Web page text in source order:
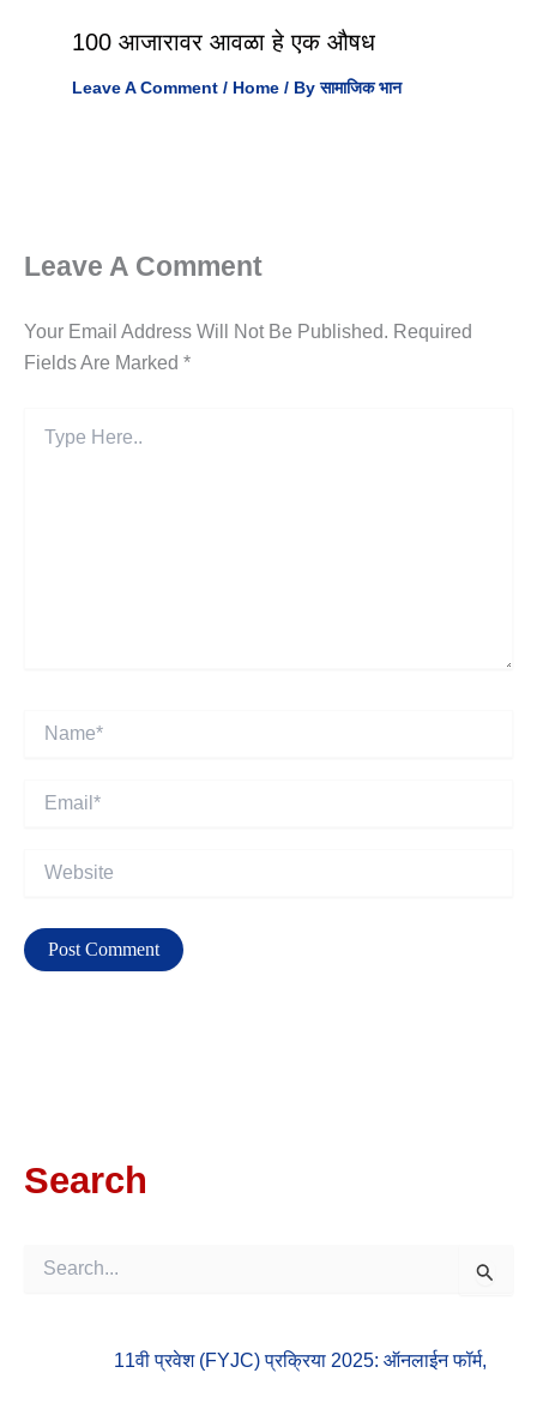
100 आजारावर आवळा हे एक औषध
Leave A Comment / Home / Byसामाजिक भान
Leave A Comment
Your Email Address Will Not Be Published. Required
Fields Are Marked *
Here..
Name*
Email*
Website
Search
11वी प्रवेश (FYJC) प्रक्रिया 2025: ऑनलाईन फॉर्म,